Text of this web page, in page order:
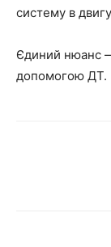
систему в
Єдиний нюанс
допомогою ДТ.